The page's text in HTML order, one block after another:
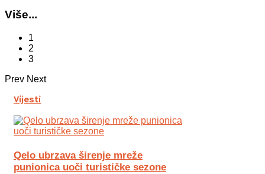
Više...
1
2
3
Prev Next
Vijesti
Qelo ubrzava širenje mreže
punionica uoči turističke sezone